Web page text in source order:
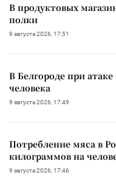
В продуктовых
полки
9 августа 2026, 17:51
В Белгороде при
человека
9 августа 2026, 17:49
Потребление мяса в
килограммов на
9 августа 2026, 17:46